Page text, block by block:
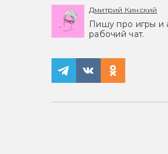
Дмитрий Кинский
Пишу про игры и
рабочий чат.